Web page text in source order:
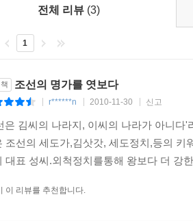
전체 리뷰 (3)
1
조선의 명가를 엿보다
r******n 2010-11-30 신고
은 김씨의 나라지, 이씨의 나라가 아니다
조선의 세도가,김삿갓, 세도정치,등의
대표 성씨.외척정치를통해 왕보다 더 강
이 리뷰를 추천합니다.